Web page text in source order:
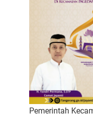
Pemerintah